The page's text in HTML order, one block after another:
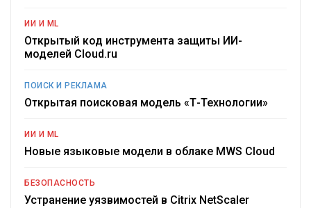
ИИ И ML
Открытый код инструмента защиты ИИ-
моделей Cloud.ru
ПОИСК И РЕКЛАМА
Открытая поисковая модель «Т-Технологии»
ИИ И ML
Новые языковые модели в облаке MWS Cloud
БЕЗОПАСНОСТЬ
Устранение уязвимостей в Citrix NetScaler